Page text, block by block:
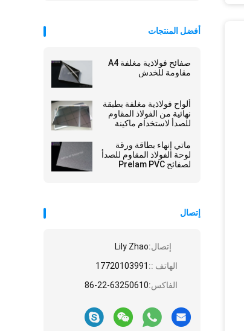
أفضل المنتجات
صفائح فولاذية مغلفة A4
مقاومة للخدش
ألواح فولاذية مغلفة بطبقة
نهائية من الفولاذ المقاوم
للصدأ لاستخدام ماكينة
ماتي إنهاء بطاقة ورقة
لوحة الفولاذ المقاوم للصدأ
لصفائح Prelam PVC
إتصال
إتصال:Lily Zhao
الهاتف :: 17720103991
الفاكس:86-22-63250610